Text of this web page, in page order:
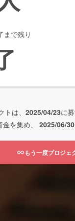
まで残り
は、 2025/04/23に
を集め、 2025/06/30
もう一度プロジェ